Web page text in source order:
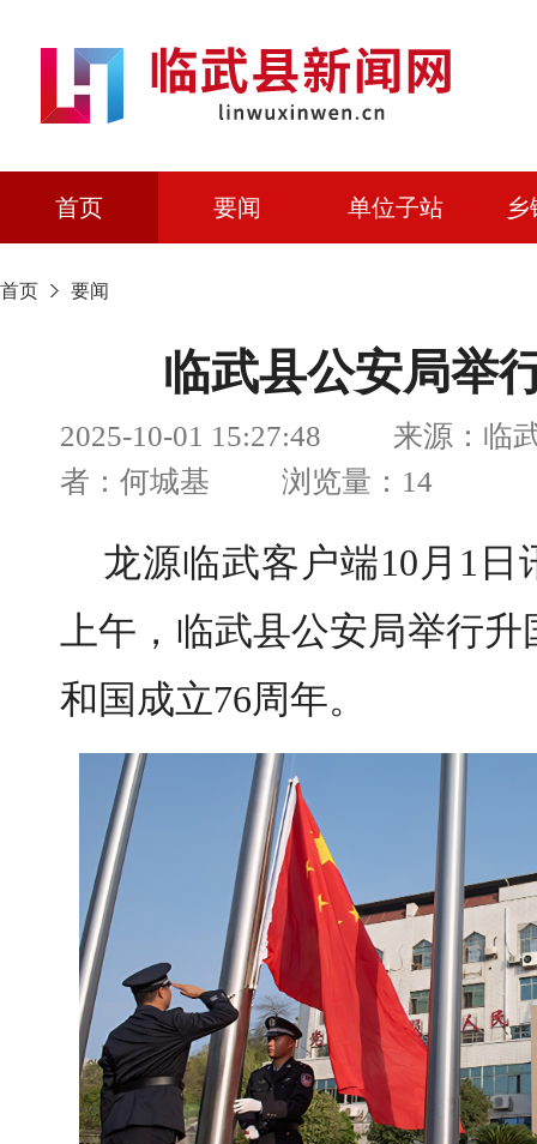
首页 要闻 单位子站
首页 要闻
临武县公安局举
2025-10-01 15:27:48 来源：临武
者：何城基 浏览量：14
龙源临武客户端10月1
上午，临武县公安局举行升
和国成立76周年。